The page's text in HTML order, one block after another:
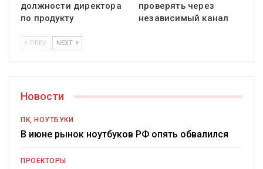
должности директора
по продукту
проверять через
независимый канал
PREV NEXT
Новости
ПК, НОУТБУКИ
В июне рынок ноутбуков РФ опять обвалился
ПРОЕКТОРЫ